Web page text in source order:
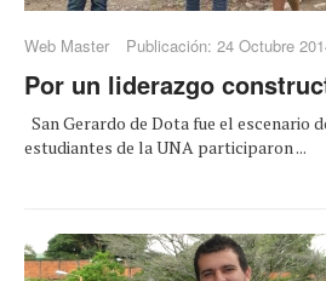
Web Master Publicación: 24 Octubre
Por un liderazgo
San Gerardo de Dota fue el escenario
estudiantes de la UNA participaron ...